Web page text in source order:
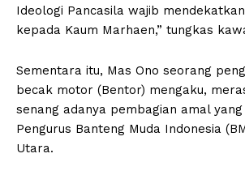
Ideologi Pancasila wajib
kepada Kaum Marhaen,” tungkas
Sementara itu, Mas Ono seorang
becak motor (Bentor) mengaku,
senang adanya pembagian amal
Pengurus Banteng Muda Indonesia
Utara.